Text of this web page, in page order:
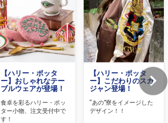
【ハリー・ポッタ
ー】おしゃれなテー
ブルウェアが登場！
食卓を彩るハリー・ポッ
ター小物、注文受付中で
す！
【ハリー・ポッタ
ー】こだわりのスカ
ジャン登場！
“あの”寮をイメージした
デザイン！！